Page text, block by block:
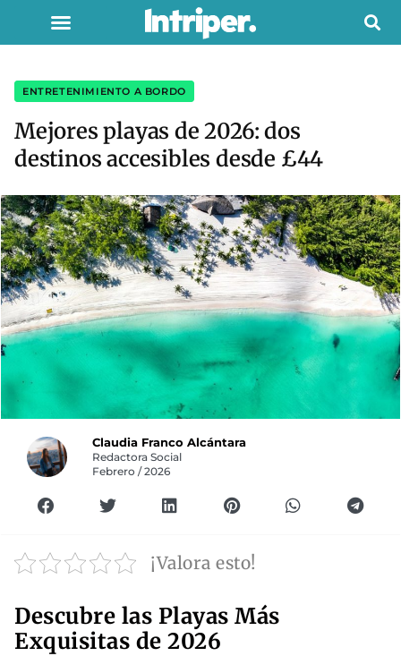
ENTRETENIMIENTO A BORDO
Mejores playas de 2026: dos
destinos accesibles desde £44
Claudia Franco Alcántara
Redactora Social
Febrero / 2026
¡Valora esto!
Descubre las Playas Más
Exquisitas de 2026